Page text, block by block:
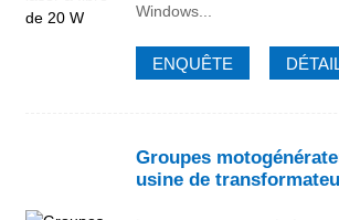
Windows...
ENQUÊTE
Groupes
usine de